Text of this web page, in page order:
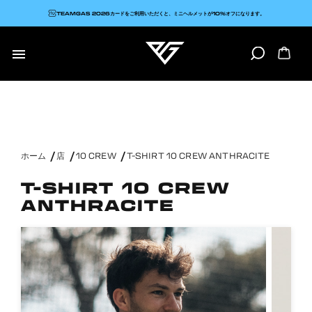

TEAMGAS 2026カードをご利用いただくと、ミニヘルメットが10%オフになります。
ホーム 店 10 CREW T-SHIRT 10 CREW ANTHRACITE
T-SHIRT 10 CREW
ANTHRACITE